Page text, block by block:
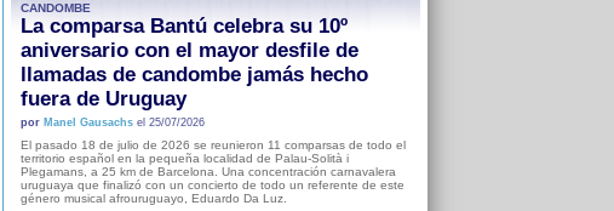
CANDOMBE
La comparsa Bantú celebra su 10º
aniversario con el mayor desfile de
llamadas de candombe jamás hecho
fuera de Uruguay
por Manel Gausachsel 25/07/2026
El pasado 18 de julio de 2026 se reunieron 11 comparsas de todo el
territorio español en la pequeña localidad de Palau-Solità i
Plegamans, a 25 km de Barcelona. Una concentración carnavalera
uruguaya que finalizó con un concierto de todo un referente de este
género musical afrouruguayo, Eduardo Da Luz.